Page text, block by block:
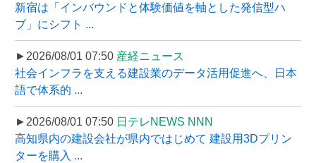
新宿は「インバウンドと体験価値を軸とした発信型ハ
ブ」にシフト ...
►2026/08/01 07:50 産経ニュース
社会インフラを支える建設業のデータ活用促進へ、日本
語で体系的 ...
►2026/08/01 07:50 日テレNEWS NNN
高知県内の建設会社が県内ではじめて 建設用3Dプリン
ターを購入 ...